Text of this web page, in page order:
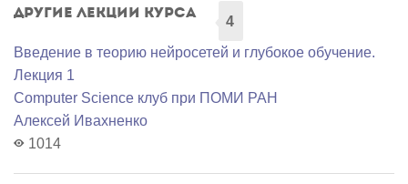
Другие лекции курса
4
Введение в теорию нейросетей и глубокое обучение.
Лекция 1
Computer Science клуб при ПОМИ РАН
Алексей Ивахненко
1014